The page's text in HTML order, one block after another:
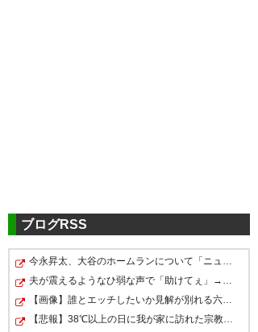
ブログRSS
今永昇太、大谷のホームランについて「ニュートンは説明…
夫が震えるようなひ弱な声で「助けてぇ」→顔面を見てみた…
【画像】誰とエッチしたいか見解が別れる六人衆ｗｗｗｗ…
【悲報】38℃以上の日に我が家に訪れた宗教勧誘の女性、咽…